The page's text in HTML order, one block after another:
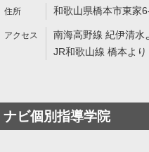
和歌山県橋本市東家
南海高野線 紀伊清水
JR和歌山線 橋本よ
ナビ個別指導学院